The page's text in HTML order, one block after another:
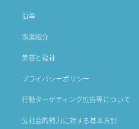
沿革
事業紹介
美容と福祉
プライバシーポリシー
行動ターゲティング広告等について
反社会的勢力に対する基本方針